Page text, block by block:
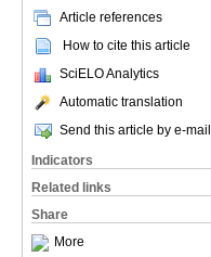
Article references
How to cite this article
SciELO Analytics
Automatic translation
Send this article by e-mail
Indicators
Related links
Share
More